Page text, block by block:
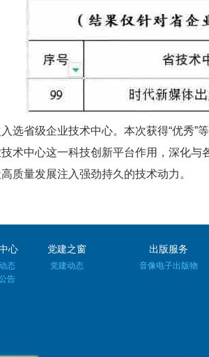
选省级企业技术中心。本次获得“优秀”
术中心这一科技创新平台作用，深化
质量发展注入强劲持久的技术动力。
心
态
告
党建之窗
党建动态
出版服务
音像电子出版物